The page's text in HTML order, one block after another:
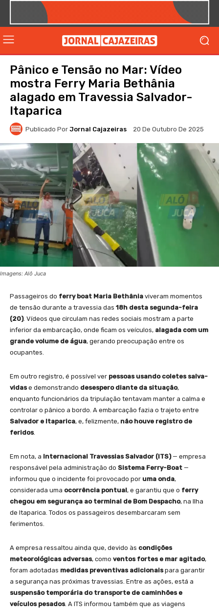
Pânico e Tensão no Mar: Vídeo
mostra Ferry Maria Bethânia
alagado em Travessia Salvador-
Itaparica
Publicado Por Jornal Cajazeiras 20 De Outubro De 2025
Imagens: Alô Juca
Passageiros do ferry boat Maria Bethânia viveram momentos
de tensão durante a travessia das 18h desta segunda-feira
(20). Vídeos que circulam nas redes sociais mostram a parte
inferior da embarcação, onde ficam os veículos, alagada com um
grande volume de água, gerando preocupação entre os
ocupantes.
Em outro registro, é possível ver pessoas usando coletes salva-
vidase demonstrando desespero diante da situação,
enquanto funcionários da tripulação tentavam manter a calma e
controlar o pânico a bordo. A embarcação fazia o trajeto entre
Salvador e Itaparica, e, felizmente, não houve registro de
feridos.
Em nota, a Internacional Travessias Salvador (ITS)— empresa
responsável pela administração do Sistema Ferry-Boat —
informou que o incidente foi provocado por uma onda,
considerada uma ocorrência pontual, e garantiu que o ferry
chegou em segurança ao terminal de Bom Despacho, na Ilha
de Itaparica. Todos os passageiros desembarcaram sem
ferimentos.
A empresa ressaltou ainda que, devido às condições
meteorológicas adversas, como ventos fortes e mar agitado,
foram adotadas medidas preventivas adicionaispara garantir
a segurança nas próximas travessias. Entre as ações, está a
suspensão temporária do transporte de caminhões e
veículos pesados. A ITS informou também que as viagens